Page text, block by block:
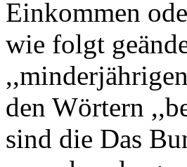
Einkommen
wie folgt
den Wörtern
sind die Das